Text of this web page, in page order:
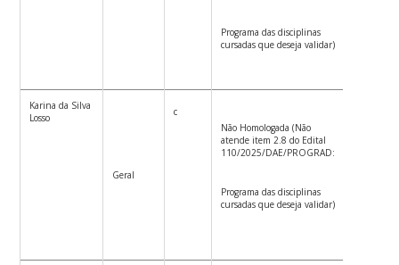
Programa das disciplinas
cursadas que deseja validar)
Karina da Silva
Losso
Geral
c
Não Homologada (Não
atende item 2.8 do Edital
110/2025/DAE/PROGRAD:
Programa das disciplinas
cursadas que deseja validar)